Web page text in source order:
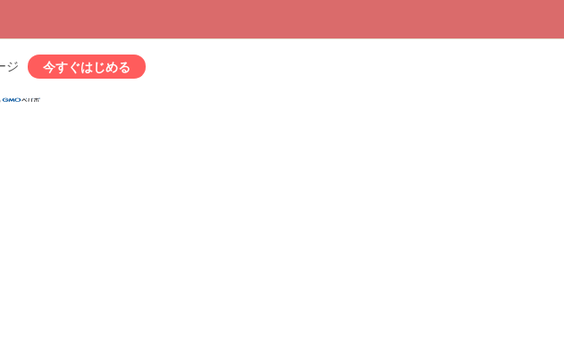
ジ 今すぐはじめる